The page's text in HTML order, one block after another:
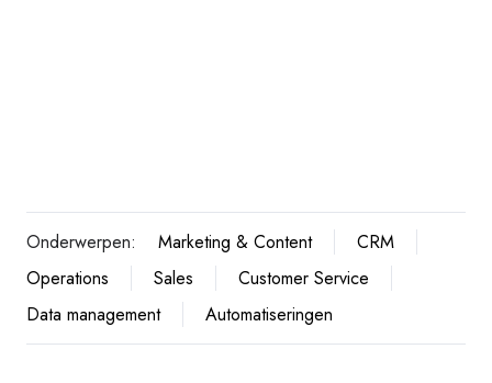
Onderwerpen: Marketing & Content
CRM
Operations
Sales
Customer Service
Data management
Automatiseringen